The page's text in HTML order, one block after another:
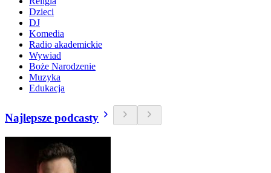
Dzieci
DJ
Komedia
Radio akademickie
Wywiad
Boże Narodzenie
Muzyka
Edukacja
Najlepsze podcasty